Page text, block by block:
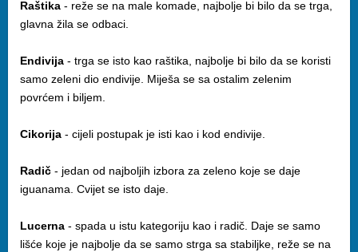
Raštika - reže se na male komade, najbolje bi bilo da se trga,
glavna žila se odbaci.
Endivija - trga se isto kao raštika, najbolje bi bilo da se koristi
samo zeleni dio endivije. Miješa se sa ostalim zelenim
povrćem i biljem.
Cikorija - cijeli postupak je isti kao i kod endivije.
Radič - jedan od najboljih izbora za zeleno koje se daje
iguanama. Cvijet se isto daje.
Lucerna - spada u istu kategoriju kao i radič. Daje se samo
lišće koje je najbolje da se samo strga sa stabiljke, reže se na